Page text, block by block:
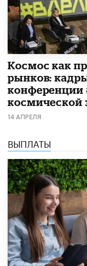
Космос как
рынков:
конференции
космической
14 АПРЕЛЯ
ВЫПЛАТЫ